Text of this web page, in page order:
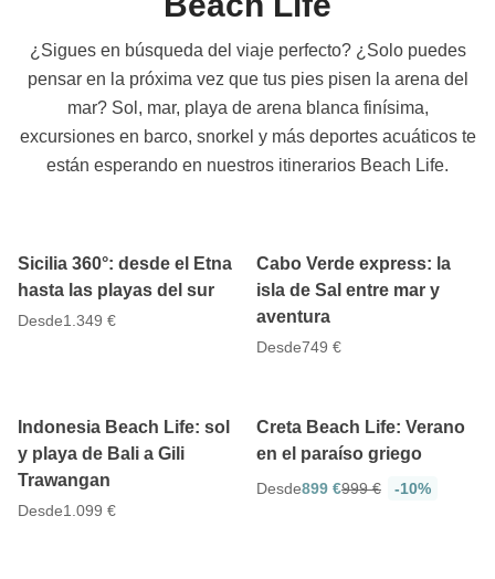
¿Sigues en búsqueda del viaje perfecto? ¿Solo puedes
pensar en la próxima vez que tus pies pisen la arena del
mar? Sol, mar, playa de arena blanca finísima,
excursiones en barco, snorkel y más deportes acuáticos te
están esperando en nuestros itinerarios Beach Life.
Sicilia 360°: desde el Etna
hasta las playas del sur
Desde1.349 €
Cabo Verde express: la
isla de Sal entre mar y
aventura
Desde749 €
Indonesia Beach Life: sol
y playa de Bali a Gili
Trawangan
Desde1.099 €
Creta Beach Life: Verano
en el paraíso griego
Desde899 €999 € -10%